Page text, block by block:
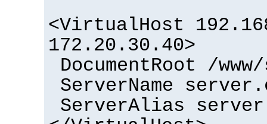
<VirtualHost
172.20.30.40>
DocumentRoot /
ServerName
ServerAlias server